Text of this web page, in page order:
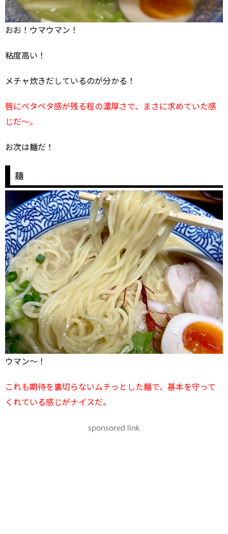
おお！ウマウマン！
粘度高い！
メチャ炊きだしているのが分かる！
唇にペタペタ感が残る程の濃厚さで、まさに求めていた感
じだ～。
お次は麺だ！
麺
ウマン～！
これも期待を裏切らないムチっとした麺で、基本を守って
くれている感じがナイスだ。
sponsored link